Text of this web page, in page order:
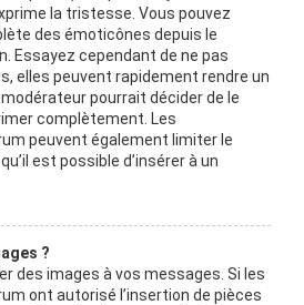
la tristesse. Vous pouvez
des émoticônes depuis le
Essayez cependant de ne pas
elles peuvent rapidement rendre un
pourrait décider de le
complètement. Les
peuvent également limiter le
est possible d’insérer à un
?
des images à vos messages. Si les
ont autorisé l’insertion de pièces